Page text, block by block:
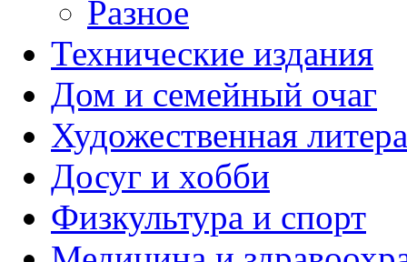
Разное
Технические издания
Дом и семейный очаг
Художественная
Досуг и хобби
Физкультура и спорт